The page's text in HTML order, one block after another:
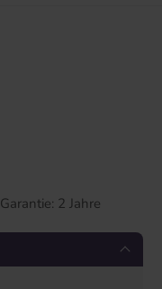
Garantie: 2 Jahre